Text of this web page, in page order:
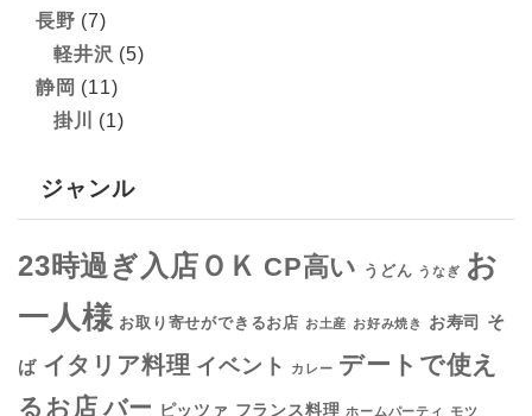
長野 (7)
軽井沢 (5)
静岡 (11)
掛川
(1)
ジャンル
23時過ぎ入店ＯＫ CP高い うどん うなぎ お
一人様 お取り寄せができるお店 お土産 お好み焼き お寿司 そ
ば イタリア料理 イベント カレー デートで使え
るお店 バー ピッツァ フランス料理 ホームパーティ モツ